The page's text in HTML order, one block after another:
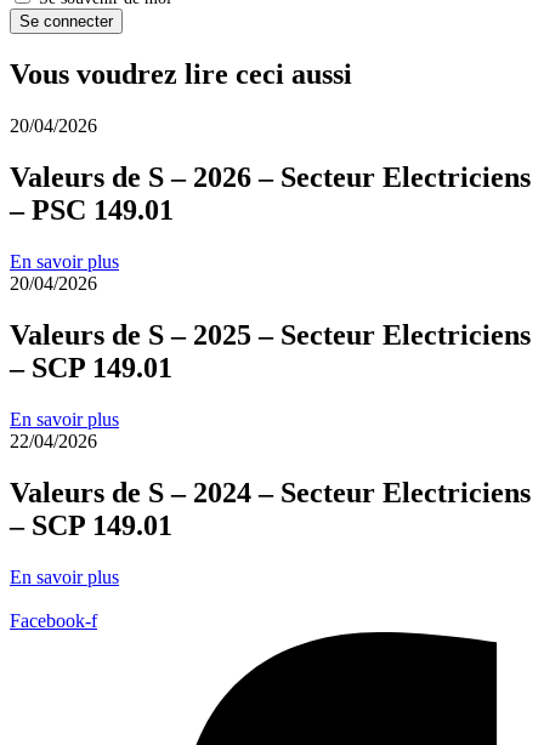
Se connecter
Vous voudrez lire ceci aussi
20/04/2026
Valeurs de S – 2026 – Secteur Electriciens
– PSC 149.01
En savoir plus
20/04/2026
Valeurs de S – 2025 – Secteur Electriciens
– SCP 149.01
En savoir plus
22/04/2026
Valeurs de S – 2024 – Secteur Electriciens
– SCP 149.01
En savoir plus
Facebook-f